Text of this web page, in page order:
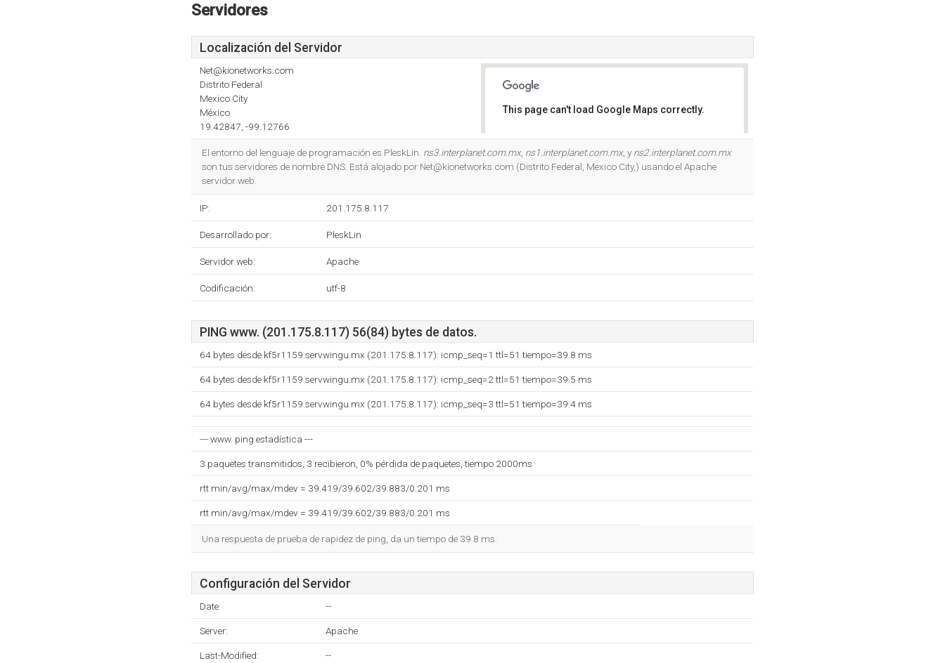
Servidores
Localización del Servidor
Net@kionetworks.com
Distrito Federal
Mexico City
México
19.42847, -99.12766
This page can't load Google Maps correctly.
El entorno del lenguaje de programación es PleskLin. ns3.interplanet.com.mx, ns1.interplanet.com.mx, y ns2.interplanet.com.mx
son tus servidores de nombre DNS. Está alojado por Net@kionetworks.com (Distrito Federal, Mexico City,) usando el Apache
servidor web.
IP: 201.175.8.117
Desarrollado por: PleskLin
Servidor web: Apache
Codificación: utf-8
PING www. (201.175.8.117) 56(84) bytes de datos.
64 bytes desde kf5r1159.servwingu.mx (201.175.8.117): icmp_seq=1 ttl=51 tiempo=39.8 ms
64 bytes desde kf5r1159.servwingu.mx (201.175.8.117): icmp_seq=2 ttl=51 tiempo=39.5 ms
64 bytes desde kf5r1159.servwingu.mx (201.175.8.117): icmp_seq=3 ttl=51 tiempo=39.4 ms
--- www. ping estadística ---
3 paquetes transmitidos, 3 recibieron, 0% pérdida de paquetes, tiempo 2000ms
rtt min/avg/max/mdev = 39.419/39.602/39.883/0.201 ms
rtt min/avg/max/mdev = 39.419/39.602/39.883/0.201 ms
Una respuesta de prueba de rapidez de ping, da un tiempo de 39.8 ms.
Configuración del Servidor
Date: --
Server: Apache
Last-Modified: --